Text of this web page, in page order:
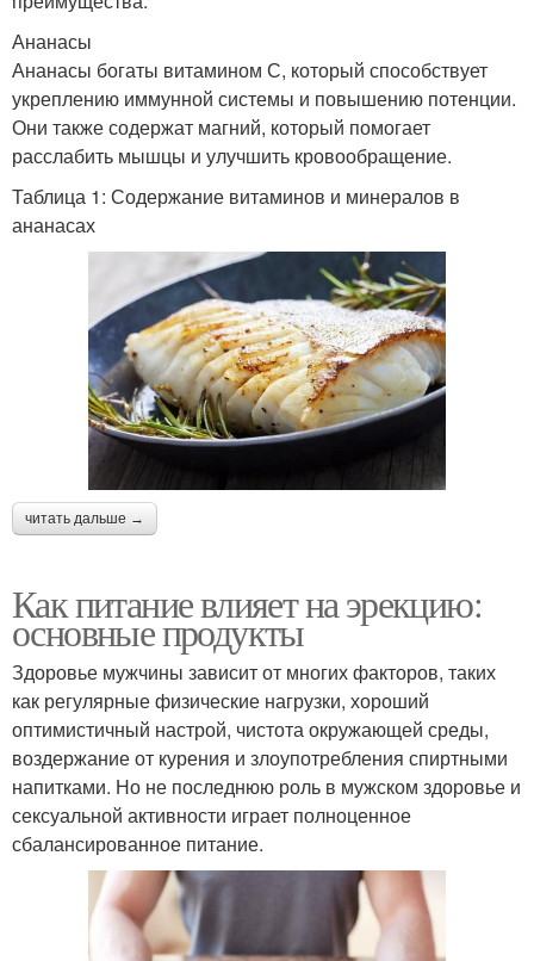
Ананасы
Ананасы богаты витамином С, который способствует
укреплению иммунной системы и повышению потенции.
Они также содержат магний, который помогает
расслабить мышцы и улучшить кровообращение.
Таблица 1: Содержание витаминов и минералов в
ананасах
читать дальше →
Как питание влияет на эрекцию:
основные продукты
Здоровье мужчины зависит от многих факторов, таких
как регулярные физические нагрузки, хороший
оптимистичный настрой, чистота окружающей среды,
воздержание от курения и злоупотребления спиртными
напитками. Но не последнюю роль в мужском здоровье и
сексуальной активности играет полноценное
сбалансированное питание.